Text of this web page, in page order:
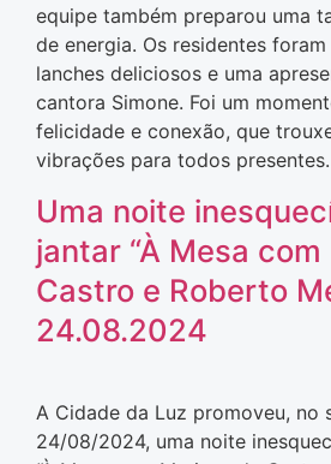
equipe também preparou uma
de energia. Os residentes
lanches deliciosos e uma
cantora Simone. Foi um
felicidade e conexão, que
vibrações para todos presentes.
Uma noite
jantar “À Mesa
Castro e Roberto
24.08.2024
A Cidade da Luz promoveu, no
24/08/2024, uma noite